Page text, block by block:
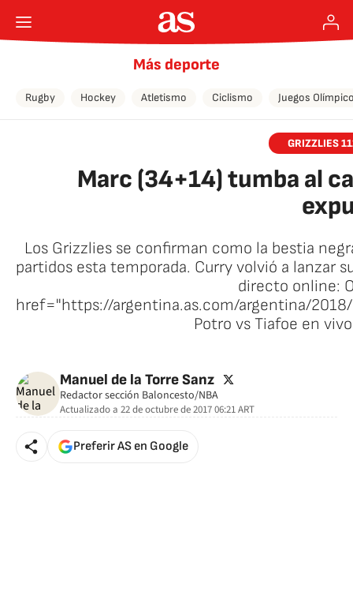
Más deporte
Rugby Hockey Atletismo Ciclismo Juegos
GRIZZLIES
Marc (34+14) tumba al
Los Grizzlies se confirman como la bestia
partidos esta temporada. Curry volvió a lanzar
directo online:
href="https://argentina.as.com/argentina/
Potro vs Tiafoe en
Manuel de la Torre Sanz twitter
Redactor sección Baloncesto/NBA
Actualizado a 22 de octubre de 2017 06:21ART
Preferir AS en Google